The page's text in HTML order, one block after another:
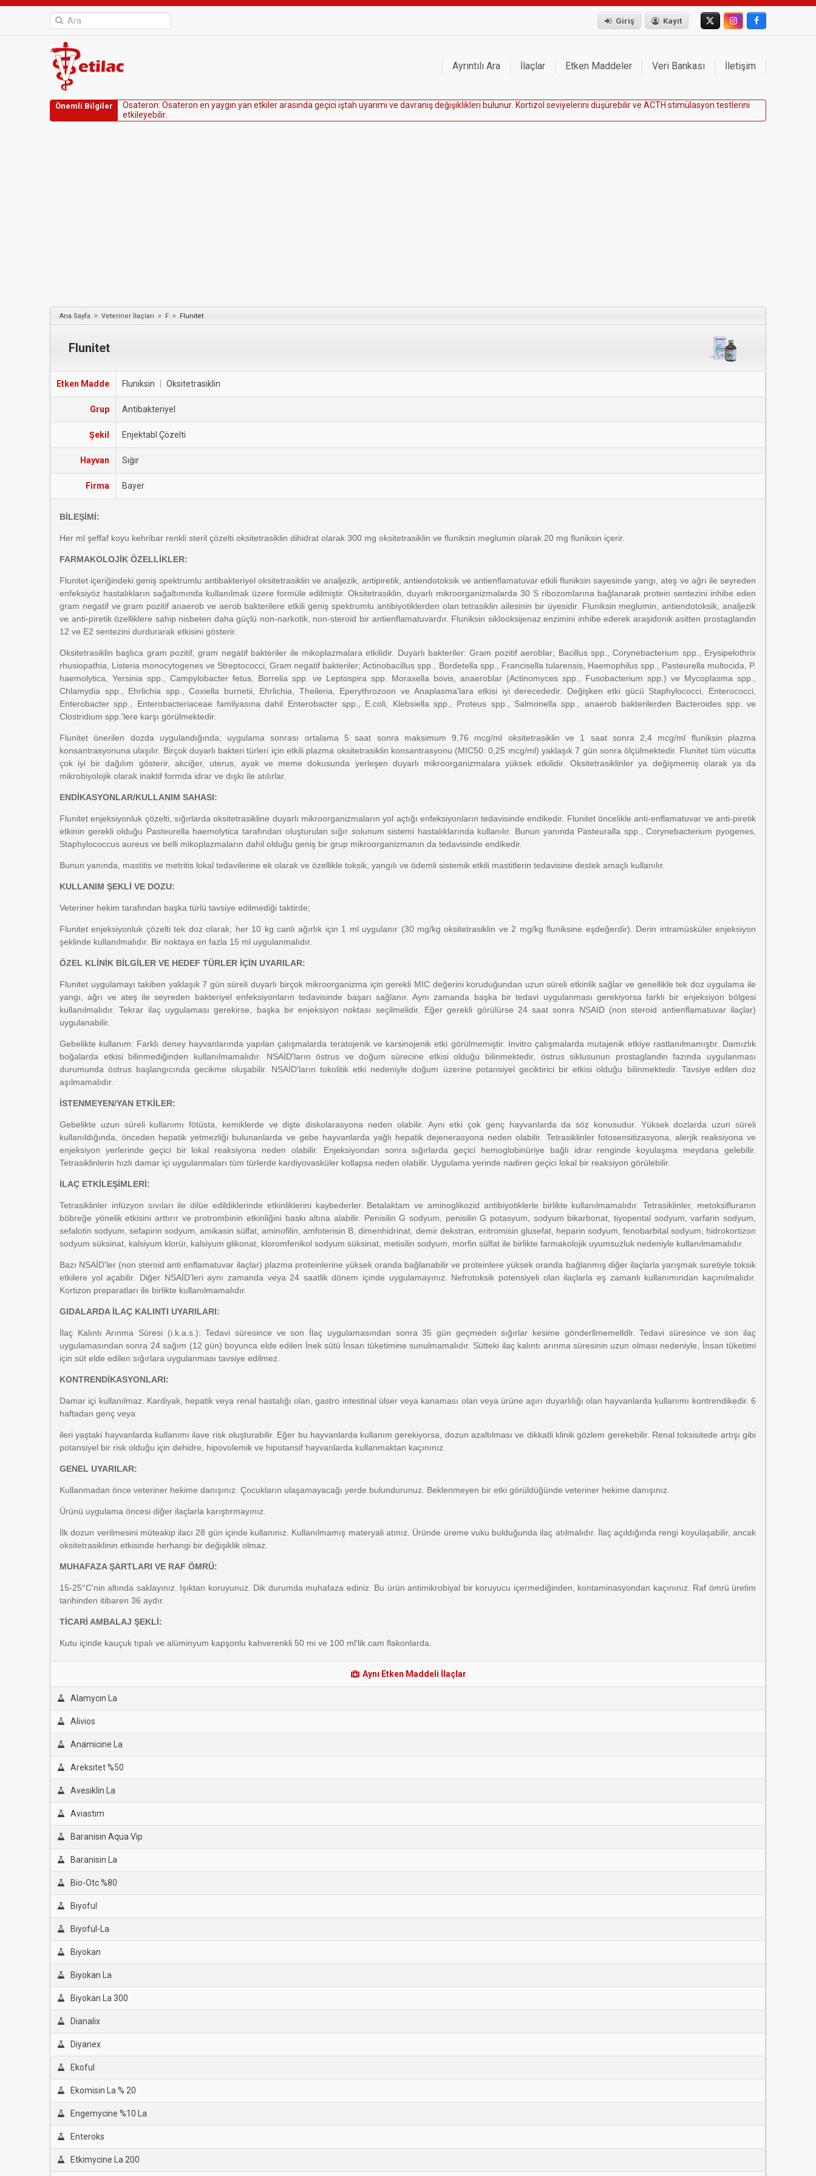
Giriş Kayıt
Ayrıntılı Ara İlaçlar Etken Maddeler Veri Bankası İletişim
Önemli Bilgiler Osateron: Osateron en yaygın yan etki erarasında geçici iştah uyarımı ve davranışdeğişikikeri bu unur Kortizo seviye erini düşürebi irve ACTH stimü asyon testerini
etki eyebi ir
Ana Sayfa » Veteriner İlaçları » F » Flunitet
Flunitet
Etken Madde Fluniksin Oksitetrasiklin
Grup Antibakteriyel
Şekil Enjektabl Çözelti
Hayvan Sığır
Firma Bayer
BİLEŞİMİ:
Her ml şeffaf koyu kehribar renkli steril çözelti oksitetrasiklin dihidrat olarak 300 mg oksitetrasiklin ve fluniksin meglumin olarak 20 mg fluniksin içerir.
FARMAKOLOJİK ÖZELLİKLER:
Flunitet içeriğindeki geniş spektrumlu antibakteriyel oksitetrasiklin ve analjezik, antipiretik, antiendotoksik ve antienflamatuvar etkili fluniksin sayesinde yangı, ateş ve ağrı ile seyreden
enfeksiyöz hastalıkların sağaltımında kullanılmak üzere formüle edilmiştir. Oksitetrasiklin, duyarlı mikroorganizmalarda 30 S ribozomlarına bağlanarak protein sentezini inhibe eden
gram negatif ve gram pozitif anaerob ve aerob bakterilere etkili geniş spektrumlu antibiyotiklerden olan tetrasiklin ailesinin bir üyesidir. Fluniksin meglumin, antiendotoksik, analjezik
ve anti-piretik özelliklere sahip nisbeten daha güçlü non-narkotik, non-steroid bir antienflamatuvardır. Fluniksin siklooksijenaz enzimini inhibe ederek araşidonik asitten prostaglandin
12 ve E2 sentezini durdurarak etkisini gösterir.
Oksitetrasiklin başlıca gram pozitif, gram negatif bakteriler ile mikoplazmalara etkilidir. Duyarlı bakteriler: Gram pozitif aeroblar; Bacillus spp., Corynebacterium spp., Erysipelothrix
rhusiopathia, Listeria monocytogenes ve Streptococci, Gram negatif bakteriler; Actinobacillus spp., Bordetella spp., Francisella tularensis, Haemophilus spp., Pasteurella multocida, P.
haemolytica, Yersinia spp., Campylobacter fetus, Borrelia spp. ve Leptospira spp. Moraxella bovis, anaeroblar (Actinomyces spp., Fusobacterium spp.) ve Mycoplasma spp.,
Chlamydia spp., Ehrlichia spp., Coxiella burnetii, Ehrlichia, Theileria, Eperythrozoon ve Anaplasma'lara etkisi iyi derecededir. Değişken etki gücü Staphylococci, Enterococci,
Enterobacter spp., Enterobacteriaceae familyasına dahil Enterobacter spp., E.coli, Klebsiella spp., Proteus spp., Salmonella spp., anaerob bakterilerden Bacteroides spp. ve
Clostridium spp.'lere karşı görülmektedir.
Flunitet önerilen dozda uygulandığında; uygulama sonrası ortalama 5 saat sonra maksimum 9,76 mcg/ml oksitetrasiklin ve 1 saat sonra 2,4 mcg/ml fluniksin plazma
konsantrasyonuna ulaşılır. Birçok duyarlı bakteri türleri için etkili plazma oksitetrasiklin konsantrasyonu (MIC50: 0,25 mcg/ml) yaklaşık 7 gün sonra ölçülmektedir. Flunitet tüm vücutta
çok iyi bir dağılım gösterir, akciğer, uterus, ayak ve meme dokusunda yerleşen duyarlı mikroorganizmalara yüksek etkilidir. Oksitetrasiklinler ya değişmemiş olarak ya da
mikrobiyolojik olarak inaktif formda idrar ve dışkı ile atılırlar.
ENDİKASYONLAR/KULLANIM SAHASI:
Flunitet enjeksiyonluk çözelti, sığırlarda oksitetrasikline duyarlı mikroorganizmaların yol açtığı enfeksiyonların tedavisinde endikedir. Flunitet öncelikle anti-enflamatuvar ve anti-piretik
etkinin gerekli olduğu Pasteurella haemolytica tarafından oluşturulan sığır solunum sistemi hastalıklarında kullanılır. Bunun yanında Pasteuralla spp., Corynebacterium pyogenes,
Staphylococcus aureus ve belli mikoplazmaların dahil olduğu geniş bir grup mikroorganizmanın da tedavisinde endikedir.
Bunun yanında, mastitis ve metritis lokal tedavilerine ek olarak ve özellikle toksik, yangılı ve ödemli sistemik etkili mastitlerin tedavisine destek amaçlı kullanılır.
KULLANIM ŞEKLİ VE DOZU:
Veteriner hekim tarafından başka türlü tavsiye edilmediği taktirde;
Flunitet enjeksiyonluk çözelti tek doz olarak, her 10 kg canlı ağırlık için 1 ml uygulanır (30 mg/kg oksitetrasiklin ve 2 mg/kg fluniksine eşdeğerdir). Derin intramüsküler enjeksiyon
şeklinde kullanılmalıdır. Bir noktaya en fazla 15 ml uygulanmalıdır.
ÖZEL KLİNİK BİLGİLER VE HEDEF TÜRLER İÇİN UYARILAR:
Flunitet uygulamayı takiben yaklaşık 7 gün süreli duyarlı birçok mikroorganizma için gerekli MIC değerini koruduğundan uzun süreli etkinlik sağlar ve genellikle tek doz uygulama ile
yangı, ağrı ve ateş ile seyreden bakteriyel enfeksiyonların tedavisinde başarı sağlanır. Aynı zamanda başka bir tedavi uygulanması gerekiyorsa farklı bir enjeksiyon bölgesi
kullanılmalıdır. Tekrar ilaç uygulaması gerekirse, başka bir enjeksiyon noktası seçilmelidir. Eğer gerekli görülürse 24 saat sonra NSAID (non steroid antienflamatuvar ilaçlar)
uygulanabilir.
Gebelikte kullanım: Farklı deney hayvanlarında yapılan çalışmalarda teratojenik ve karsinojenik etki görülmemiştir. Invitro çalışmalarda mutajenik etkiye rastlanılmamıştır. Damızlık
boğalarda etkisi bilinmediğinden kullanılmamalıdır. NSAİD'ların östrus ve doğum sürecine etkisi olduğu bilinmektedir, östrus siklusunun prostaglandin fazında uygulanması
durumunda östrus başlangıcında gecikme oluşabilir. NSAİD'ların tokolitik etki nedeniyle doğum üzerine potansiyel geciktirici bir etkisi olduğu bilinmektedir. Tavsiye edilen doz
aşılmamalıdır.
İSTENMEYEN/YAN ETKİLER:
Gebelikte uzun süreli kullanımı fötüsta, kemiklerde ve dişte diskolarasyona neden olabilir. Aynı etki çok genç hayvanlarda da söz konusudur. Yüksek dozlarda uzun süreli
kullanıldığında, önceden hepatik yetmezliği bulunanlarda ve gebe hayvanlarda yağlı hepatik dejenerasyona neden olabilir. Tetrasiklinler fotosensitizasyona, alerjik reaksiyona ve
enjeksiyon yerlerinde geçici bir lokal reaksiyona neden olabilir. Enjeksiyondan sonra sığırlarda geçici hemoglobinüriye bağlı idrar renginde koyulaşma meydana gelebilir.
Tetrasiklinlerin hızlı damar içi uygulanmaları tüm türlerde kardiyovasküler kollapsa neden olabilir. Uygulama yerinde nadiren geçici lokal bir reaksiyon görülebilir.
İLAÇ ETKİLEŞİMLERİ:
Tetrasiklinler infüzyon sıvıları ile dilüe edildiklerinde etkinliklerini kaybederler. Betalaktam ve aminoglikozid antibiyotiklerle birlikte kullanılmamalıdır. Tetrasiklinler, metoksifluranın
böbreğe yönelik etkisini arttırır ve protrombinin etkinliğini baskı altına alabilir. Penisilin G sodyum, penisilin G potasyum, sodyum bikarbonat, tiyopental sodyum, varfarin sodyum,
sefalotin sodyum, sefapirin sodyum, amikasin sülfat, aminofilin, amfoterisin B, dimenhidrinat, demir dekstran, eritromisin glusefat, heparin sodyum, fenobarbital sodyum, hidrokortizon
sodyum süksinat, kalsiyum klorür, kalsiyum glikonat, kloromfenikol sodyum süksinat, metisilin sodyum, morfin sülfat ile birlikte farmakolojik uyumsuzluk nedeniyle kullanılmamalıdır.
Bazı NSAİD'ler (non steroid anti enflamatuvar ilaçlar) plazma proteinlerine yüksek oranda bağlanabilir ve proteinlere yüksek oranda bağlanmış diğer ilaçlarla yarışmak suretiyle toksik
etkilere yol açabilir. Diğer NSAİD'leri aynı zamanda veya 24 saatlik dönem içinde uygulamayınız. Nefrotoksik potensiyeli olan ilaçlarla eş zamanlı kullanımından kaçınılmalıdır.
Kortizon preparatları ile birlikte kullanılmamalıdır.
GIDALARDA İLAÇ KALINTI UYARILARI:
İlaç Kalıntı Arınma Süresi (i.k.a.s.): Tedavi süresince ve son İlaç uygulamasından sonra 35 gün geçmeden sığırlar kesime gönderllmemelldlr. Tedavi süresince ve son ilaç
uygulamasından sonra 24 sağım (12 gün) boyunca elde edilen İnek sütü İnsan tüketimine sunulmamalıdır. Sütteki ilaç kalıntı arınma süresinin uzun olması nedeniyle, İnsan tüketimi
için süt elde edilen sığırlara uygulanması tavsiye edilmez.
KONTRENDİKASYONLARI:
Damar içi kullanılmaz. Kardiyak, hepatik veya renal hastalığı olan, gastro intestinal ülser veya kanaması olan veya ürüne aşırı duyarlılığı olan hayvanlarda kullanımı kontrendikedir. 6
haftadan genç veya
ileri yaştaki hayvanlarda kullanımı ilave risk oluşturabilir. Eğer bu hayvanlarda kullanım gerekiyorsa, dozun azaltılması ve dikkatli klinik gözlem gerekebilir. Renal toksisitede artışı gibi
potansiyel bir risk olduğu için dehidre, hipovolemik ve hipotansif hayvanlarda kullanmaktan kaçınınız.
GENEL UYARILAR:
Kullanmadan önce veteriner hekime danışınız. Çocukların ulaşamayacağı yerde bulundurunuz. Beklenmeyen bir etki görüldüğünde veteriner hekime danışınız.
Ürünü uygulama öncesi diğer ilaçlarla karıştırmayınız.
İlk dozun verilmesini müteakip ilacı 28 gün içinde kullanınız. Kullanılmamış materyali atınız. Üründe üreme vuku bulduğunda ilaç atılmalıdır. İlaç açıldığında rengi koyulaşabilir, ancak
oksitetrasiklinin etkisinde herhangi bir değişiklik olmaz.
MUHAFAZA ŞARTLARI VE RAF ÖMRÜ:
15-25°C'nin altında saklayınız. Işıktan koruyunuz. Dik durumda muhafaza ediniz. Bu ürün antimikrobiyal bir koruyucu içermediğinden, kontaminasyondan kaçınınız. Raf ömrü üretim
tarihinden itibaren 36 aydır.
TİCARİ AMBALAJ ŞEKLİ:
Kutu içinde kauçuk tıpalı ve alüminyum kapşonlu kahverenkli 50 mi ve 100 ml'lik cam flakonlarda.
Aynı Etken Maddeli İlaçlar
Alamycın La
Alivios
Anamicine La
Areksitet %50
Avesiklin La
Aviastım
Baranisin Aqua Vip
Baranisin La
Bio-Otc %80
Biyoful
Biyoful-La
Biyokan
Biyokan La
Biyokan La 300
Dianalix
Diyanex
Ekoful
Ekomisin La % 20
Engemycine %10 La
Enteroks
Etkimycine La 200